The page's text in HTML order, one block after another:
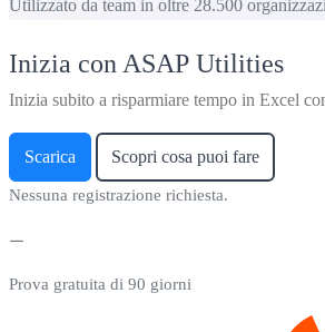
Utilizzato da team in oltre 28.500
Inizia con ASAP Utilities
Inizia subito a risparmiare tempo in Excel
Scarica Scopri cosa puoi fare
Nessuna registrazione richiesta.
Prova gratuita di 90 giorni